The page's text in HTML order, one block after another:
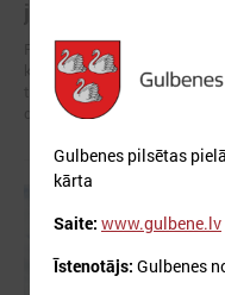
Pēc neierasti bargās
kupenām un stipru salu,
temperatūras kāpums liek
daudzviet pieaug plūdu risks.
Gulbenes pilsētas
kārta
Saite: www.gulbene.lv
Īstenotājs: Gulbenes